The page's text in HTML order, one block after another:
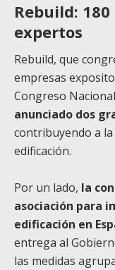
Rebuild:
expertos
Rebuild, que
empresas
Congreso
anunciado dos
contribuyendo a
edificación.
Por un lado, la
asociación para
edificación en
entrega al
las medidas